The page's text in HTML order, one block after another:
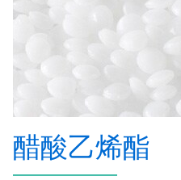
醋酸乙烯酯